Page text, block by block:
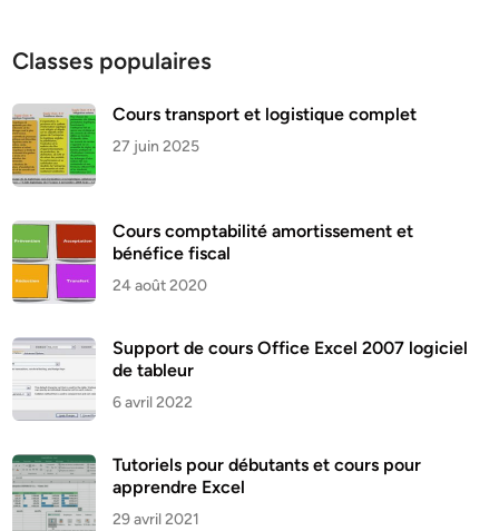
Classes populaires
Cours transport et logistique complet
27 juin 2025
Cours comptabilité amortissement et
bénéfice fiscal
24 août 2020
Support de cours Office Excel 2007 logiciel
de tableur
6 avril 2022
Tutoriels pour débutants et cours pour
apprendre Excel
29 avril 2021